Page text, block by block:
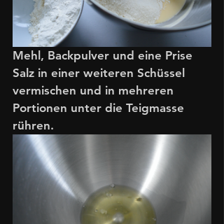
Mehl, Backpulver und eine Prise
Salz in einer weiteren Schüssel
vermischen und in mehreren
Portionen unter die Teigmasse
rühren.